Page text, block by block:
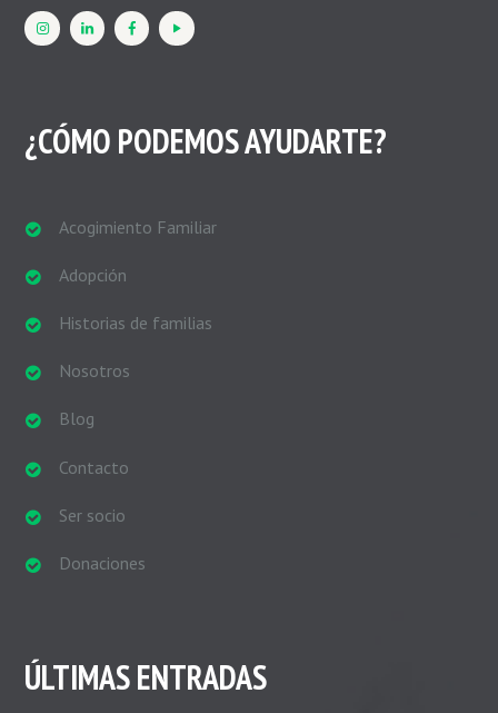
¿CÓMO PODEMOS AYUDARTE?
Acogimiento Familiar
Adopción
Historias de familias
Nosotros
Blog
Contacto
Ser socio
Donaciones
ÚLTIMAS ENTRADAS